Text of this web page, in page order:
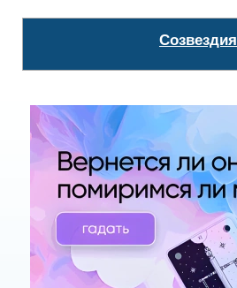
Созвездия